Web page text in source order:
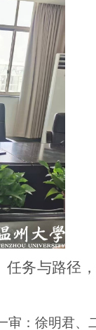
务与路径
审：徐明君